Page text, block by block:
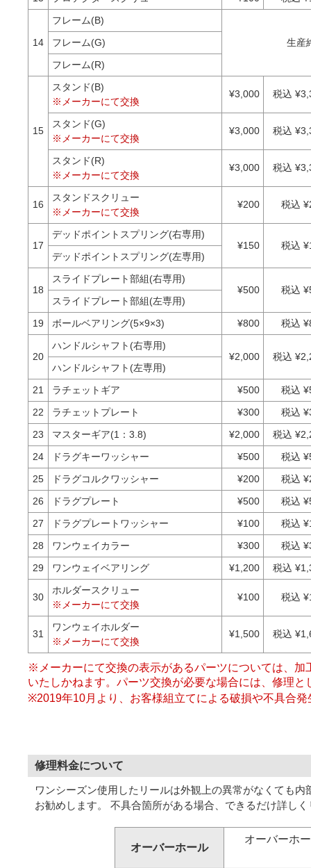
14
フレーム(B)
生産
フレーム(G)
フレーム(R)
15
スタンド(B)
※メーカーにて交換
¥3,000 税込
スタンド(G)
※メーカーにて交換
¥3,000 税込
スタンド(R)
※メーカーにて交換
¥3,000 税込
16
スタンドスクリュー
※メーカーにて交換
¥200 税込
17
デッドポイントスプリング(右専用)
¥150
税込
デッドポイントスプリング(左専用)
18
スライドプレート部組(右専用)
¥500
税込
スライドプレート部組(左専用)
19
ボールベアリング(5×9×3) ¥800 税込
20
ハンドルシャフト(右専用)
¥2,000
税込
ハンドルシャフト(左専用)
21
ラチェットギア ¥500
税込
22
ラチェットプレート ¥300
税込
23
マスターギア(1：3.8) ¥2,000
税込
24
ドラグキーワッシャー ¥500
税込
25
ドラグコルクワッシャー ¥200
税込
26
ドラグプレート ¥500
税込
27
ドラグプレートワッシャー ¥100
税込
28
ワンウェイカラー ¥300
税込
29
ワンウェイベアリング ¥1,200 税込
30
ホルダースクリュー
※メーカーにて交換
¥100 税込
31
ワンウェイホルダー
※メーカーにて交換
¥1,500 税込
※メーカーにて交換の表示があるパーツについては、
いたしかねます。パーツ交換が必要な場合には、修理と
※2019年10月より、お客様組立てによる破損や不具合
修理料金について
ワンシーズン使用したリールは外観上の異常がなくても
お勧めします。 不具合箇所がある場合、できるだけ詳し
オーバーホール
オーバーホ